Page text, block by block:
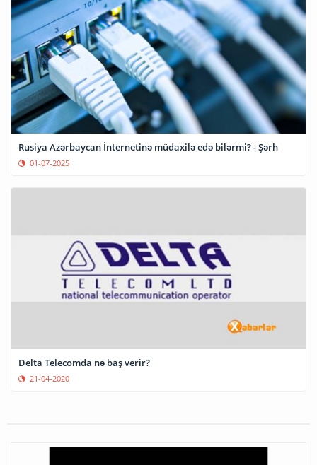
Rusiya Azərbaycan İnternetinə müdaxilə edə bilərmi? - Şərh
01-07-2025
Delta Telecomda nə baş verir?
21-04-2020